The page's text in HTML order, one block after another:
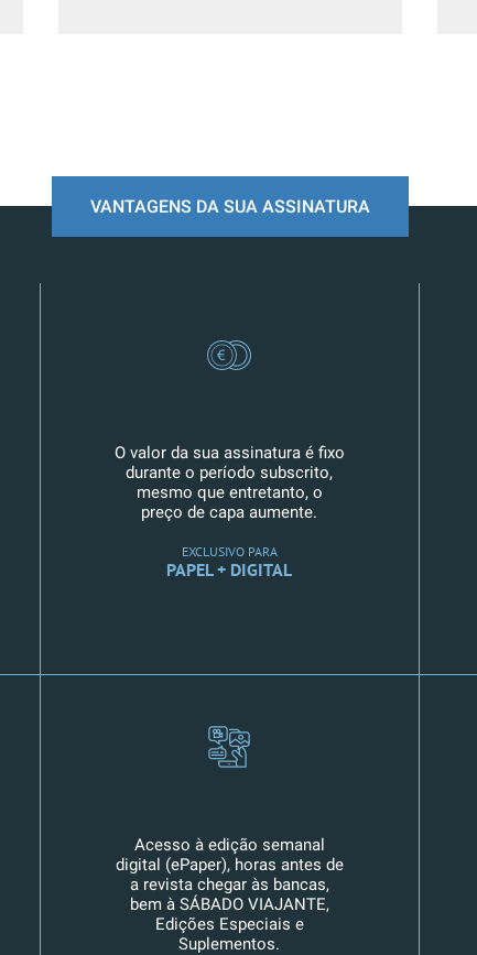
VANTAGENS DA SUA ASSINATURA
O valor da sua assinatura é fixo
durante o período subscrito,
mesmo que entretanto, o
preço de capa aumente.
EXCLUSIVO PARA
PAPEL + DIGITAL
Acesso à edição semanal
digital (ePaper), horas antes de
a revista chegar às bancas,
bem à SÁBADO VIAJANTE,
Edições Especiais e
Suplementos.